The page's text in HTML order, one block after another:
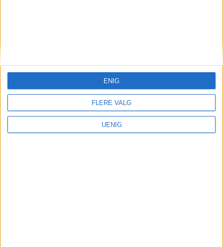
FLERE VALG
UENIG
ENIG
redaktor@vartoslo.no,tlf: 93 25 68 32
TIPS OSS
ABONNEMENT